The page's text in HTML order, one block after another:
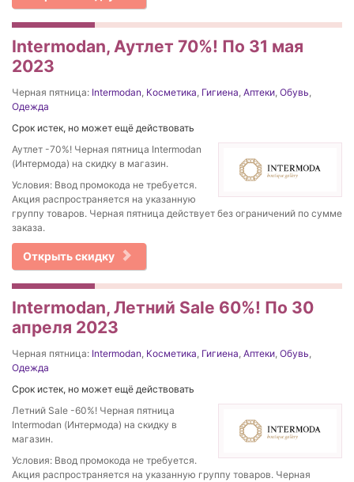
Intermodan, Аутлет 70%! По 31 мая
2023
Черная пятница: Intermodan, Косметика, Гигиена, Аптеки, Обувь,
Одежда
Срок истек, но может ещё действовать
Аутлет -70%! Черная пятница Intermodan
(Интермода) на скидку в магазин.
Условия: Ввод промокода не требуется.
Акция распространяется на указанную
группу товаров. Черная пятница действует без ограничений по сумме
заказа.
Открыть скидку
Intermodan, Летний Sale 60%! По 30
апреля 2023
Черная пятница: Intermodan, Косметика, Гигиена, Аптеки, Обувь,
Одежда
Срок истек, но может ещё действовать
Летний Sale -60%! Черная пятница
Intermodan (Интермода) на скидку в
магазин.
Условия: Ввод промокода не требуется.
Акция распространяется на указанную группу товаров. Черная